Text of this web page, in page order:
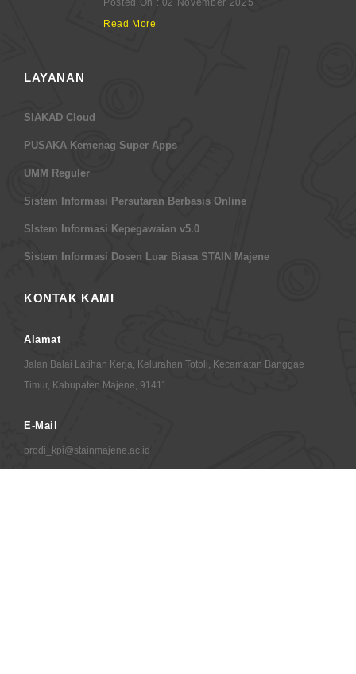
Posted On : 02 November 2025
Read More
LAYANAN
SIAKAD Cloud
PUSAKA Kemenag Super Apps
UMM Reguler
Sistem Informasi Persutaran Berbasis Online
SIstem Informasi Kepegawaian v5.0
Sistem Informasi Dosen Luar Biasa STAIN Majene
KONTAK KAMI
Alamat
Jalan Balai Latihan Kerja, Kelurahan Totoli, Kecamatan Banggae
Timur, Kabupaten Majene, 91411
E-Mail
prodi_kpi@stainmajene.ac.id